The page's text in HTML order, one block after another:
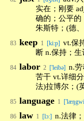
实在；刚要
确的；公平的
朱斯特；(德
83 keep 1 [ki:p] vt.保
断 n.保持；
84 labor 2 ['leibə] n.劳
苦干 vt.详细
法)拉博尔；(
85 language 1
86 law 1 [lɔ:] n.法律